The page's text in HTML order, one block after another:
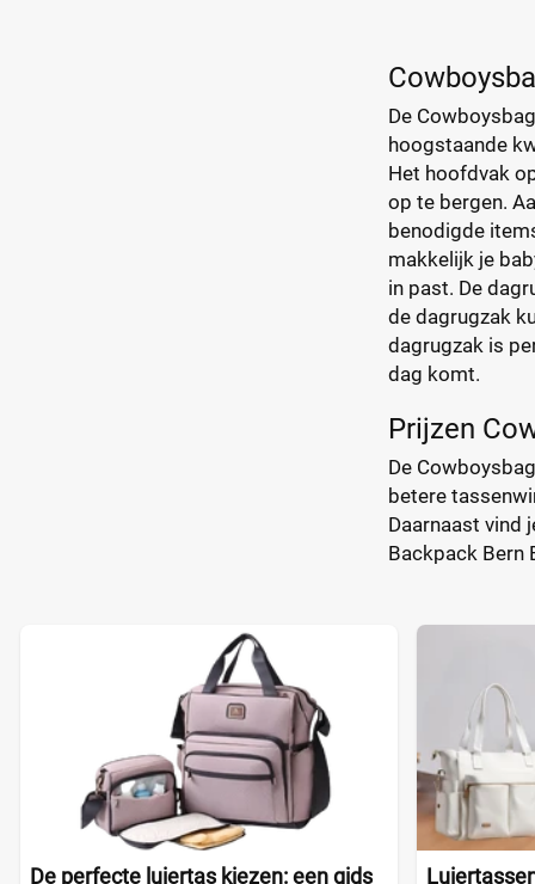
De
hoogstaande
Het hoofdvak
op te bergen.
benodigde
makkelijk je
in past. De
de dagrugzak
dagrugzak is
dag komt.
Prijzen
De
betere
Daarnaast vind
Backpack Bern
De perfecte luiertas kiezen: een gids